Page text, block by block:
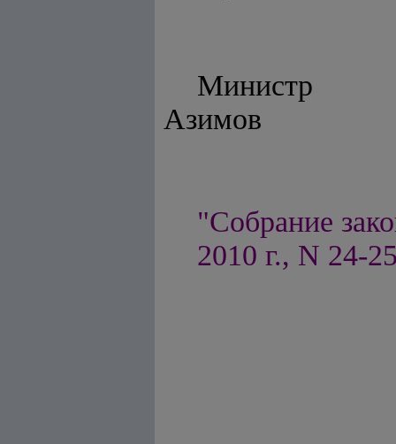
Азимов
"Собрание
2010 г., N 24-